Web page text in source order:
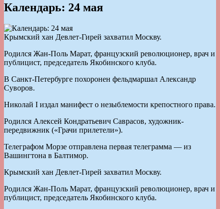
Календарь: 24 мая
Крымский хан Девлет-Гирей захватил Москву.
Родился Жан-Поль Марат, французский революционер, врач и
публицист, председатель Якобинского клуба.
В Санкт-Петербурге похоронен фельдмаршал Александр
Суворов.
Николай I издал манифест о незыблемости крепостного права.
Родился Алексей Кондратьевич Саврасов, художник-
передвижник («Грачи прилетели»).
Телеграфом Морзе отправлена первая телеграмма — из
Вашингтона в Балтимор.
Крымский хан Девлет-Гирей захватил Москву.
Родился Жан-Поль Марат, французский революционер, врач и
публицист, председатель Якобинского клуба.